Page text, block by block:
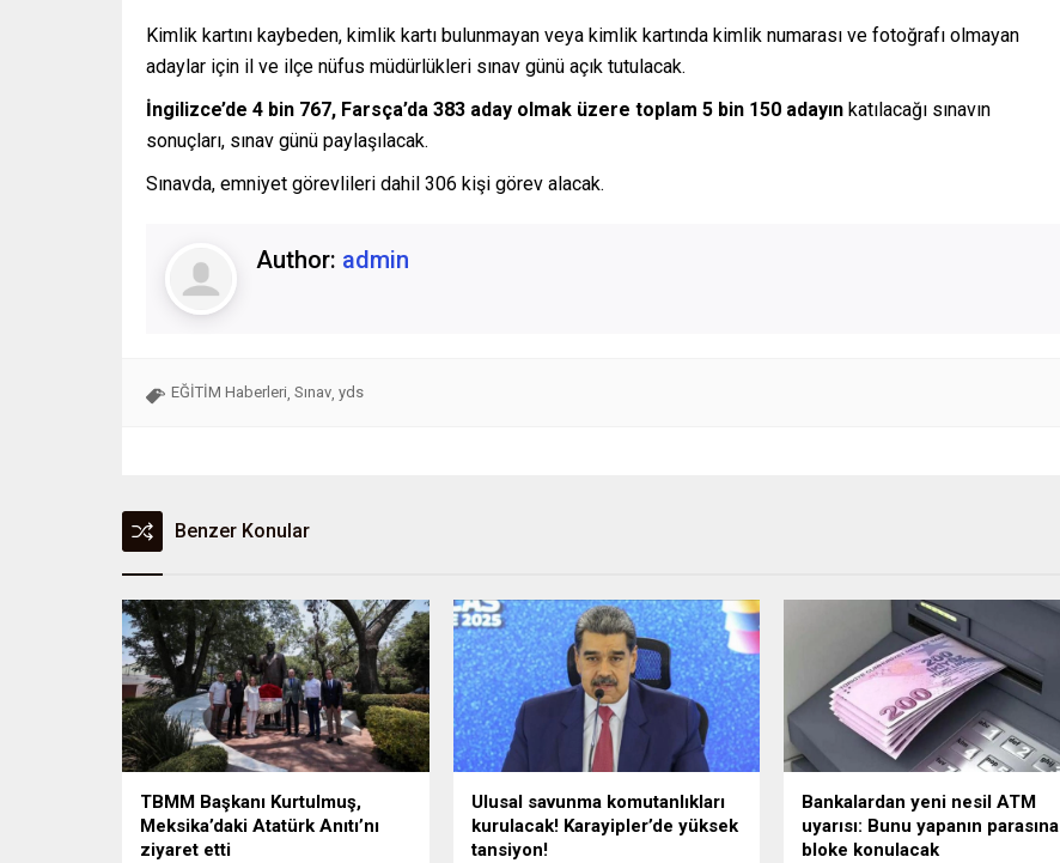
Kimlik kartını kaybeden, kimlik kartı bulunmayan veya kimlik kartında kimlik numarası ve fotoğrafı olmayan
adaylar için il ve ilçe nüfus müdürlükleri sınav günü açık tutulacak.
İngilizce’de 4 bin 767, Farsça’da 383 aday olmak üzere toplam 5 bin 150 adayın katılacağı sınavın
sonuçları, sınav günü paylaşılacak.
Sınavda, emniyet görevlileri dahil 306 kişi görev alacak.
Author: admin
EĞİTİM Haberleri, Sınav, yds
Benzer Konular
TBMM Başkanı Kurtulmuş,
Meksika’daki Atatürk Anıtı’nı
ziyaret etti
Ulusal savunma komutanlıkları
kurulacak! Karayipler’de yüksek
tansiyon!
Bankalardan yeni nesil ATM
uyarısı: Bunu yapanın parasına
bloke konulacak